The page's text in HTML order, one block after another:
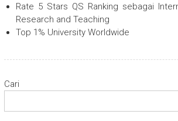
Rate 5 Stars QS Ranking sebagai
Research and Teaching
Top 1% University Worldwide
Cari